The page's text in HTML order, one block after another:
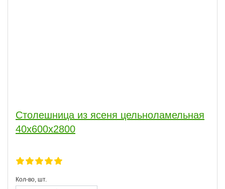
Столешница из ясеня цельноламельная
40х600х2800
Кол-во, шт.